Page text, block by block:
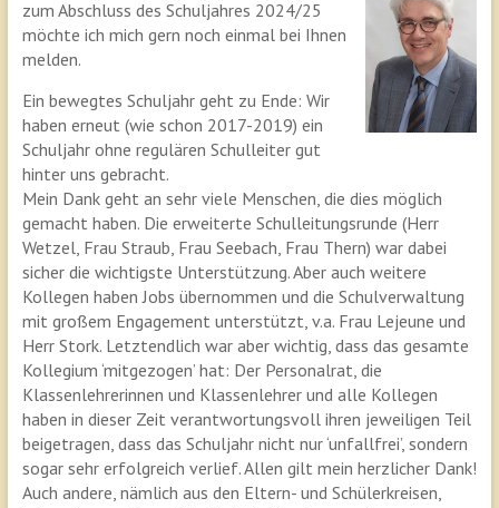
zum Abschluss des Schuljahres 2024/25
möchte ich mich gern noch einmal bei Ihnen
melden.
Ein bewegtes Schuljahr geht zu Ende: Wir
haben erneut (wie schon 2017-2019) ein
Schuljahr ohne regulären Schulleiter gut
hinter uns gebracht.
Mein Dank geht an sehr viele Menschen, die dies möglich
gemacht haben. Die erweiterte Schulleitungsrunde (Herr
Wetzel, Frau Straub, Frau Seebach, Frau Thern) war dabei
sicher die wichtigste Unterstützung. Aber auch weitere
Kollegen haben Jobs übernommen und die Schulverwaltung
mit großem Engagement unterstützt, v.a. Frau Lejeune und
Herr Stork. Letztendlich war aber wichtig, dass das gesamte
Kollegium ‘mitgezogen’ hat: Der Personalrat, die
Klassenlehrerinnen und Klassenlehrer und alle Kollegen
haben in dieser Zeit verantwortungsvoll ihren jeweiligen Teil
beigetragen, dass das Schuljahr nicht nur ‘unfallfrei’, sondern
sogar sehr erfolgreich verlief. Allen gilt mein herzlicher Dank!
Auch andere, nämlich aus den Eltern- und Schülerkreisen,